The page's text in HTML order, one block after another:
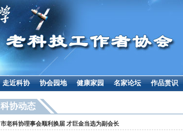
走近科协 协会园地 健康家园 名家论坛 作品赏识
科协动态
市老科协理事会顺利换届 才巨金当选为副会长